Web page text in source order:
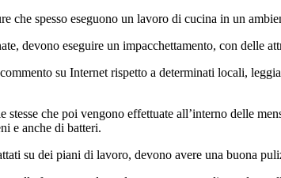
che spesso eseguono un lavoro di cucina in un
devono eseguire un impacchettamento, con delle
su Internet rispetto a determinati locali,
stesse che poi vengono effettuate all’interno delle
e anche di batteri.
su dei piani di lavoro, devono avere una buona